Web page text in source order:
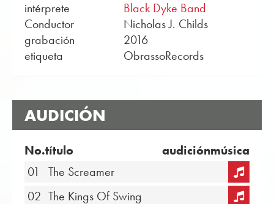
intérprete
Black Dyke Band
Conductor
Nicholas J. Childs
grabación
2016
etiqueta
ObrassoRecords
AUDICIÓN
No.título audiciónmúsica
01
The Screamer
02 The Kings Of Swing